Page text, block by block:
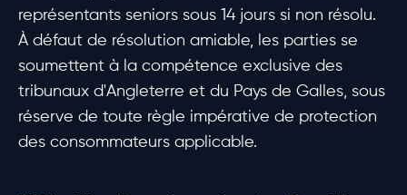
représentants seniors sous 14 jours si non résolu.
À défaut de résolution amiable, les parties se
soumettent à la compétence exclusive des
tribunaux d'Angleterre et du Pays de Galles, sous
réserve de toute règle impérative de protection
des consommateurs applicable.